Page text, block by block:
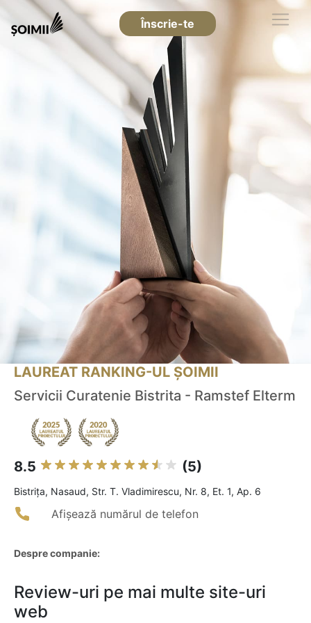
Înscrie-te
LAUREAT RANKING-UL ȘOIMII
Servicii Curatenie Bistrita - Ramstef Elterm
8.5 (5)
Bistriţa, Nasaud, Str. T. Vladimirescu, Nr. 8, Et. 1, Ap. 6
Afișează numărul de telefon
Despre companie:
Review-uri pe mai multe site-uri
web